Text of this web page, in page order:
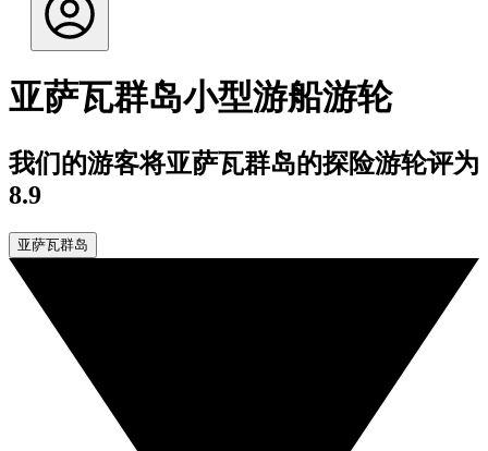
亚萨瓦群岛小型游船游轮
我们的游客将亚萨瓦群岛的探险游轮评为
8.9
亚萨瓦群岛